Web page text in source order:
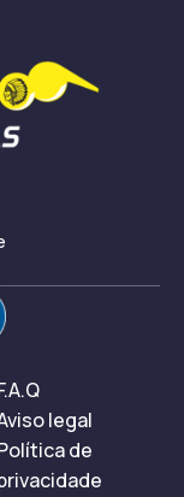
legal
de